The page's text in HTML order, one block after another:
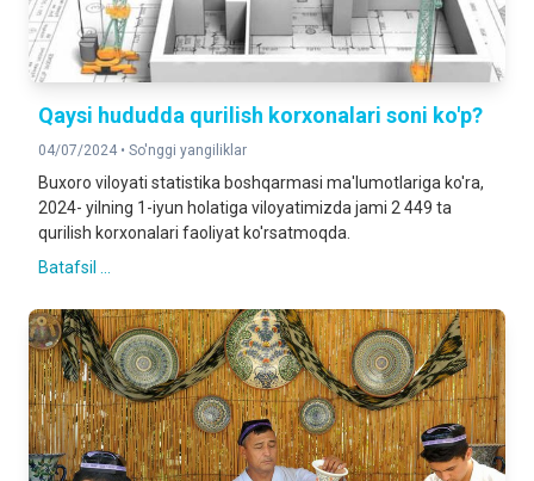
Qaysi hududda qurilish korxonalari soni ko'p?
04/07/2024 • So'nggi yangiliklar
Buxoro viloyati statistika boshqarmasi ma'lumotlariga ko'ra,
2024- yilning 1-iyun holatiga viloyatimizda jami 2 449 ta
qurilish korxonalari faoliyat ko'rsatmoqda.
Batafsil ...